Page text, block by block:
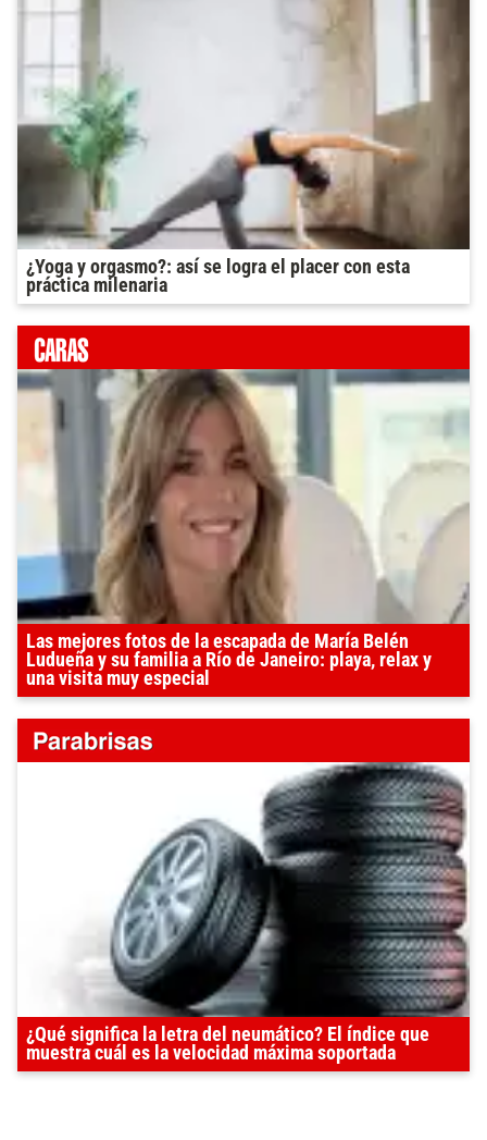
¿Yoga y orgasmo?: así se logra el placer con esta
práctica milenaria
Las mejores fotos de la escapada de María Belén
Ludueña y su familia a Río de Janeiro: playa, relax y
una visita muy especial
¿Qué significa la letra del neumático? El índice que
muestra cuál es la velocidad máxima soportada